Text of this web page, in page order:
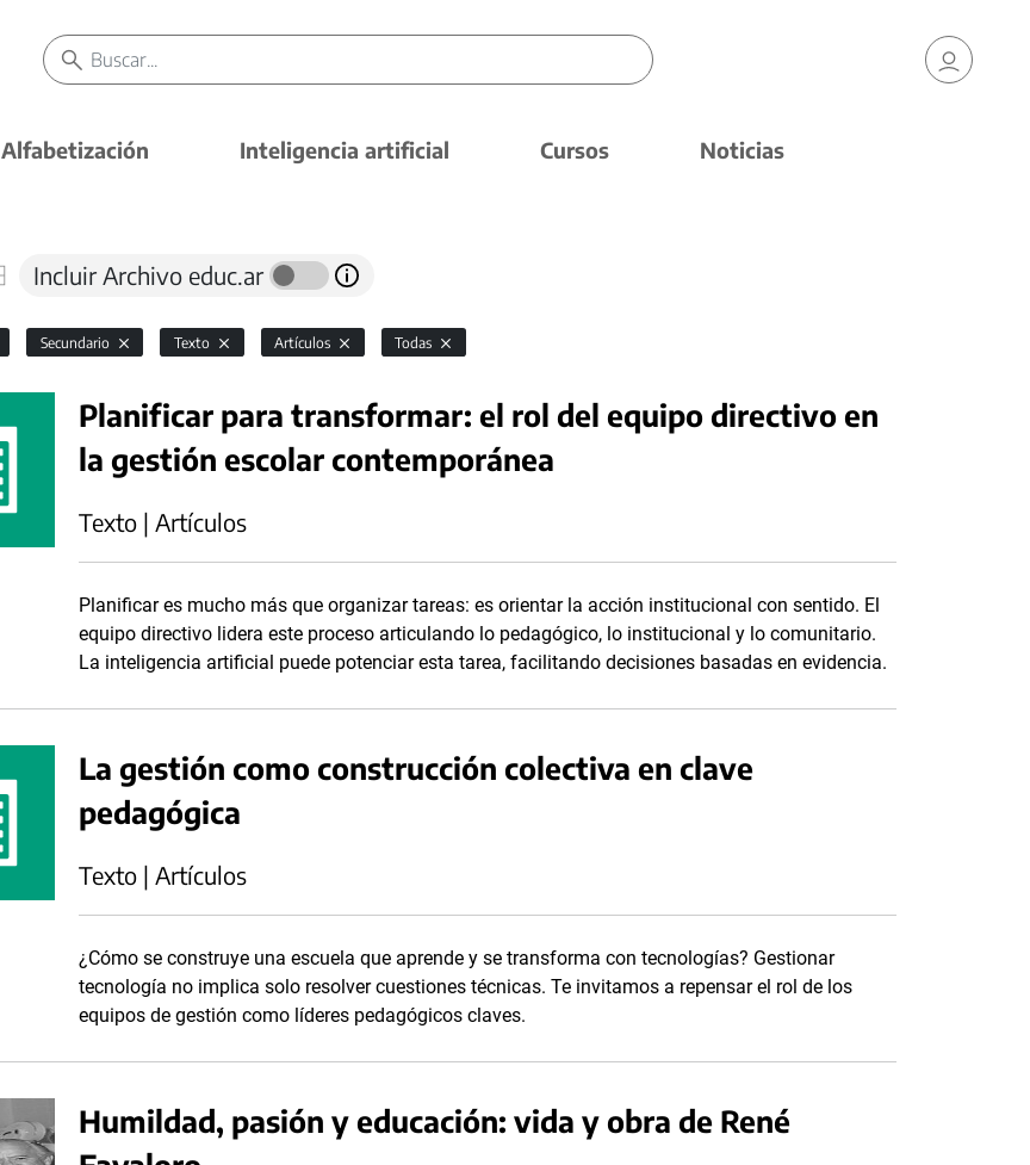
Alfabetización Inteligencia artificial Cursos Noticias
Incluir Archivo educ.ar
Secundario Texto Artículos Todas
Planificar para transformar: el rol del equipo directivo en
la gestión escolar contemporánea
Texto | Artículos
Planificar es mucho más que organizar tareas: es orientar la acción institucional con sentido. El
equipo directivo lidera este proceso articulando lo pedagógico, lo institucional y lo comunitario.
La inteligencia artificial puede potenciar esta tarea, facilitando decisiones basadas en evidencia.
La gestión como construcción colectiva en clave
pedagógica
Texto | Artículos
¿Cómo se construye una escuela que aprende y se transforma con tecnologías? Gestionar
tecnología no implica solo resolver cuestiones técnicas. Te invitamos a repensar el rol de los
equipos de gestión como líderes pedagógicos claves.
Humildad, pasión y educación: vida y obra de René